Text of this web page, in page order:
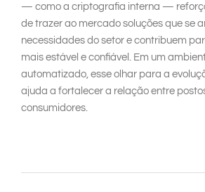
— como a criptografia interna —
de trazer ao mercado soluções que se
necessidades do setor e contribuem
mais estável e confiável. Em um
automatizado, esse olhar para a
ajuda a fortalecer a relação entre
consumidores.